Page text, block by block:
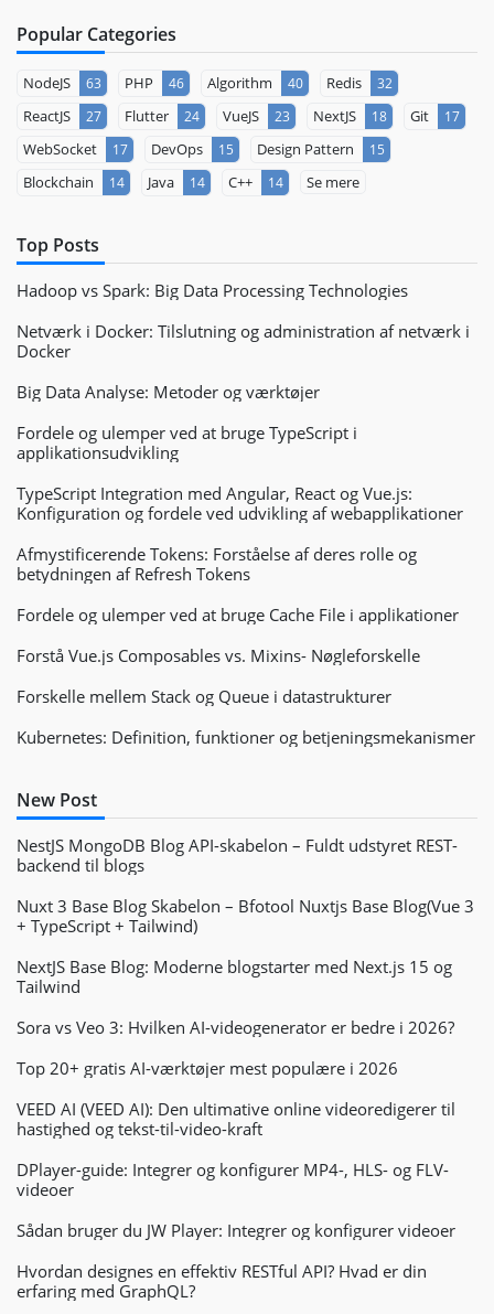
Popular Categories
NodeJS 63 PHP 46 Algorithm 40 Redis 32
ReactJS 27 Flutter 24 VueJS 23 NextJS 18 Git 17
WebSocket 17 DevOps 15 Design Pattern 15
Blockchain 14 Java 14 C++ 14 Se mere
Top Posts
Hadoop vs Spark: Big Data Processing Technologies
Netværk i Docker: Tilslutning og administration af netværk i
Docker
Big Data Analyse: Metoder og værktøjer
Fordele og ulemper ved at bruge TypeScript i
applikationsudvikling
TypeScript Integration med Angular, React og Vue.js:
Konfiguration og fordele ved udvikling af webapplikationer
Afmystificerende Tokens: Forståelse af deres rolle og
betydningen af Refresh Tokens
Fordele og ulemper ved at bruge Cache File i applikationer
Forstå Vue.js Composables vs. Mixins- Nøgleforskelle
Forskelle mellem Stack og Queue i datastrukturer
Kubernetes: Definition, funktioner og betjeningsmekanismer
New Post
NestJS MongoDB Blog API-skabelon – Fuldt udstyret REST-
backend til blogs
Nuxt 3 Base Blog Skabelon – Bfotool Nuxtjs Base Blog(Vue 3
+ TypeScript + Tailwind)
NextJS Base Blog: Moderne blogstarter med Next.js 15 og
Tailwind
Sora vs Veo 3: Hvilken AI-videogenerator er bedre i 2026?
Top 20+ gratis AI-værktøjer mest populære i 2026
VEED AI (VEED AI): Den ultimative online videoredigerer til
hastighed og tekst-til-video-kraft
DPlayer-guide: Integrer og konfigurer MP4-, HLS- og FLV-
videoer
Sådan bruger du JW Player: Integrer og konfigurer videoer
Hvordan designes en effektiv RESTful API? Hvad er din
erfaring med GraphQL?